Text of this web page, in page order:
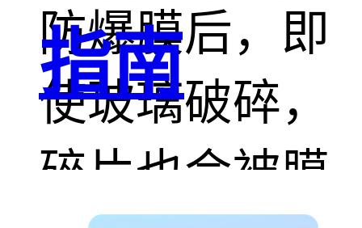
防爆膜后，即
使玻璃破碎，
碎片也会被膜
指南